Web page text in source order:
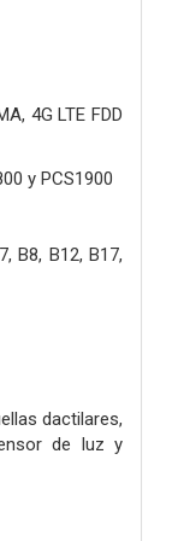
4G LTE FDD
y PCS1900
B8, B12, B17,
dactilares,
de luz y